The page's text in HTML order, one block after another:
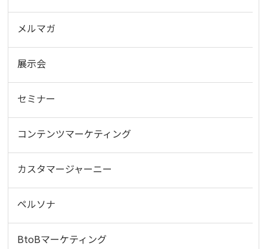
メルマガ
展示会
セミナー
コンテンツマーケティング
カスタマージャーニー
ペルソナ
BtoBマーケティング